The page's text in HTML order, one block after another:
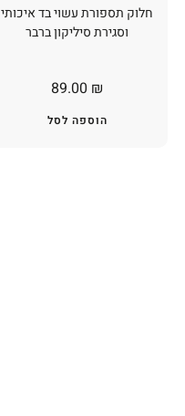
חלוק תספורת עשוי בד איכותי
וסגירת סיליקון ברבר
89.00 ₪
הוספה לסל